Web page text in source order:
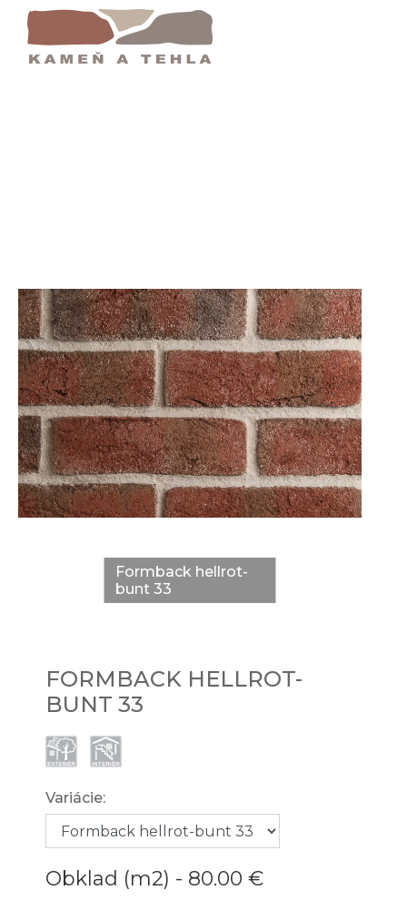
Bunt 33 | Klinker Obklady | Kameň A
Formback hellrot-
bunt 33
FORMBACK HELLROT-
BUNT 33
Variácie:
Obklad (m2) - 80.00 €